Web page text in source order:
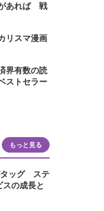
あれば 戦
リスマ漫画
界有数の読
ストセラー
もっと見る
タッグ ステ
の成長と